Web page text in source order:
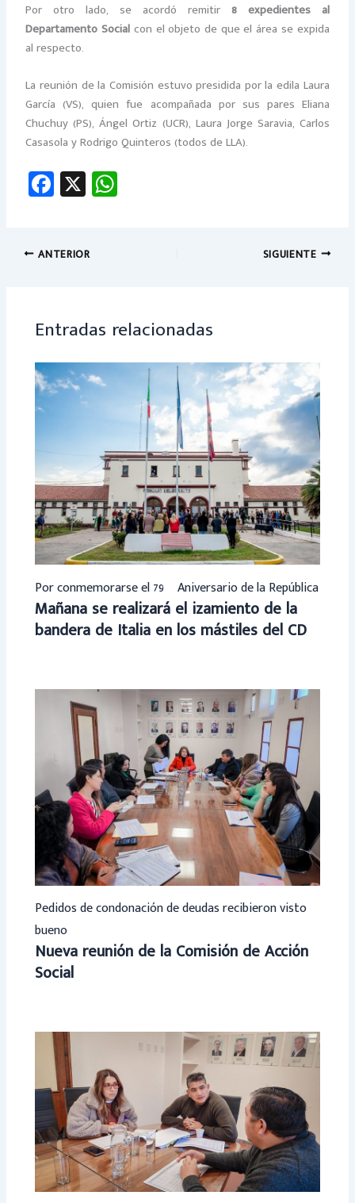
Por otro lado, se acordó remitir 8 expedientes al
Departamento Social con el objeto de que el área se expida
al respecto.
La reunión de la Comisión estuvo presidida por la edila Laura
García (VS), quien fue acompañada por sus pares Eliana
Chuchuy (PS), Ángel Ortiz (UCR), Laura Jorge Saravia, Carlos
Casasola y Rodrigo Quinteros (todos de LLA).
Fa
ce
o
X
ANTERIOR SIGUIENTE
Entradas relacionadas
Por conmemorarse el 79º Aniversario de la República
Mañana se realizará el izamiento de la
bandera de Italia en los mástiles del CD
Pedidos de condonación de deudas recibieron visto
bueno
Nueva reunión de la Comisión de Acción
Social